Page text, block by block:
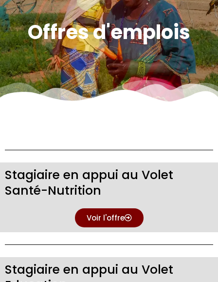
Offres d'emplois
Stagiaire en appui au Volet
Santé-Nutrition
Voir l'offre
Stagiaire en appui au Volet